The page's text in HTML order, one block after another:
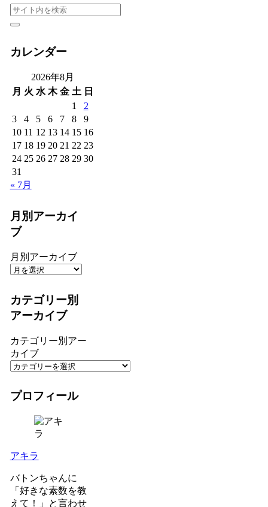
カレンダー
2026年8月
月 火 水 木 金 土 日
1
2
3
4 5 6 7 8
9
10 11 12 13 14 15 16
17 18 19 20 21 22 23
24 25 26 27 28 29 30
31
« 7月
月別アーカイ
ブ
月別アーカイブ
カテゴリー別
アーカイブ
カテゴリー別アー
カイブ
プロフィール
アキラ
バトンちゃんに
「好きな素数を教
えて！」と言わせ